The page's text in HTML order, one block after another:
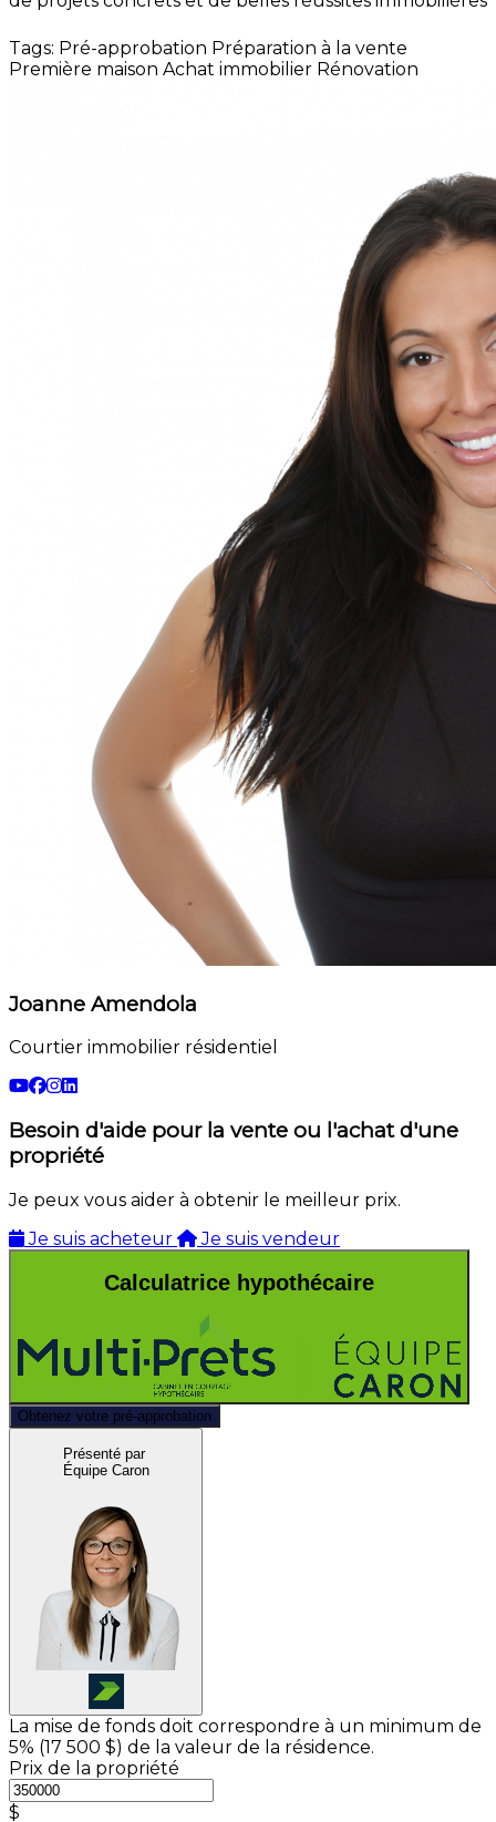
Tags: Pré-approbation Préparation à la vente
Première maison Achat immobilier Rénovation
Joanne Amendola
Courtier immobilier résidentiel
Besoin d'aide pour la vente ou l'achat d'une
propriété
Je peux vous aider à obtenir le meilleur prix.
Je suis acheteur
Je suis vendeur
Calculatrice hypothécaire
Obtenez votre pré-approbation
Présenté par
Équipe Caron
La mise de fonds doit correspondre à un minimum de
5% (17 500 $) de la valeur de la résidence.
Prix de la propriété
$